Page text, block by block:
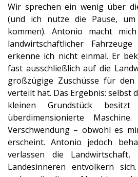
Wir sprechen ein wenig über
(und ich nutze die Pause,
kommen). Antonio macht
landwirtschaftlicher
erkenne ich nicht einmal. Er
fast ausschließlich auf die
großzügige Zuschüsse für
verteilt hat. Das Ergebnis: selbst
kleinen Grundstück
überdimensionierte
Verschwendung – obwohl es
erscheint. Antonio jedoch
verlassen die
Landesinneren entvölkern